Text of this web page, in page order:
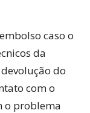
caso o
da
do
com o
o problema